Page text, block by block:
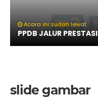
Acara ini sudah lewat
PPDB JALUR PRESTASI
slide gambar